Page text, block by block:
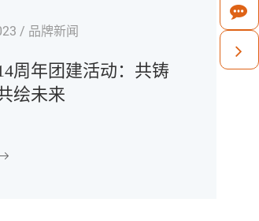
/ 品牌新闻
周年团建活动：共铸
绘未来
